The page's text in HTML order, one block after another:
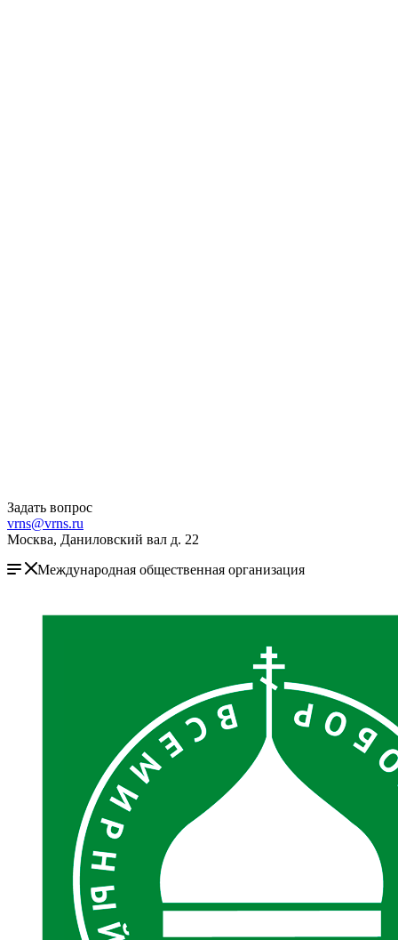
Задать вопрос
vrns@vrns.ru
Москва, Даниловский вал д. 22
Международная общественная организация